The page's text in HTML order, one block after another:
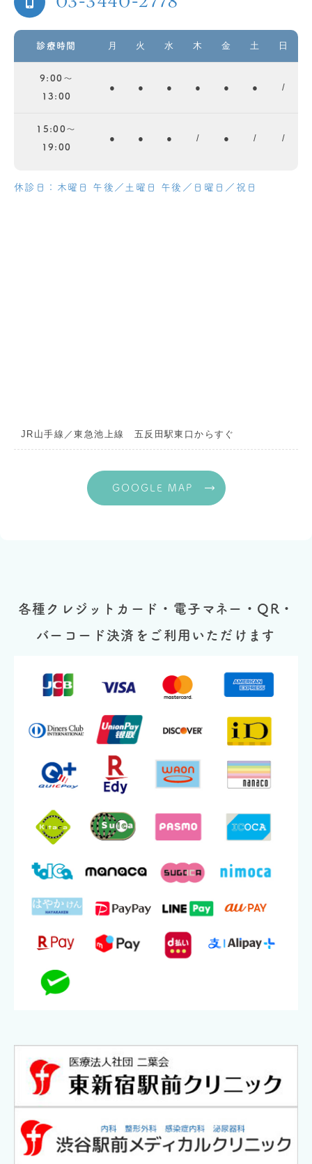
診療時間 月 火 水 木 金 土 日
9:00～
13:00
● ● ● ● ● ● /
15:00～
19:00
● ● ● / ● / /
休診日：木曜日 午後／土曜日 午後／日曜日／祝日
JR山手線／東急池上線 五反田駅東口からすぐ
GOOGLE MAP
各種クレジットカード・電子マネー・QR・
バーコード決済をご利用いただけます